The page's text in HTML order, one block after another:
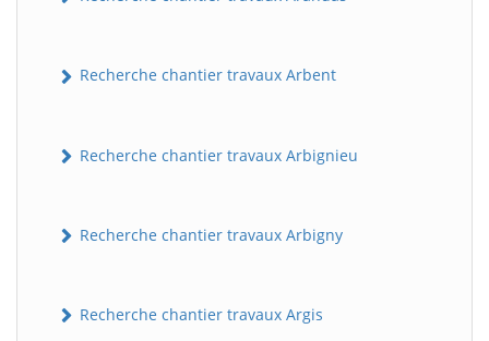
Recherche chantier travaux Arbent
Recherche chantier travaux Arbignieu
Recherche chantier travaux Arbigny
Recherche chantier travaux Argis